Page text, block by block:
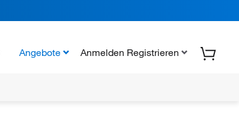
Angebote Anmelden Registrieren